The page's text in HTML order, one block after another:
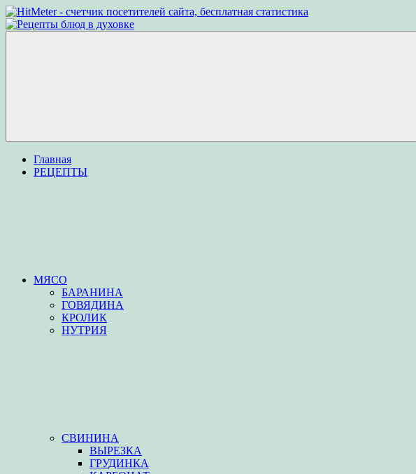
Перейти
к
Меню
Главная
РЕЦЕПТЫ
МЯСО
БАРАНИНА
ГОВЯДИНА
КРОЛИК
НУТРИЯ
СВИНИНА
ВЫРЕЗКА
ГРУДИНКА